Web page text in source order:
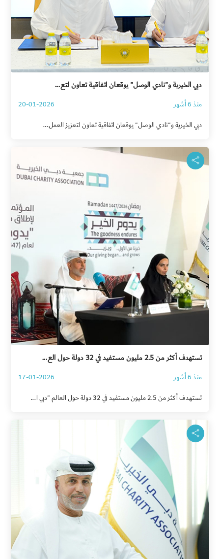
دبي الخيرية و"نادي الوصل" يوقعان اتفاقية تعاون لتع...
منذ 6 أشهر
20-01-2026
دبي الخيرية و"نادي الوصل" يوقعان اتفاقية تعاون لتعزيز العمل...
تستهدف أكثر من 2.5 مليون مستفيد في 32 دولة حول الع...
منذ 6 أشهر
17-01-2026
تستهدف أكثر من 2.5 مليون مستفيد في 32 دولة حول العالم "دبي ا...